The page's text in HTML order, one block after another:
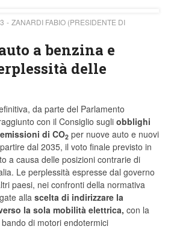
ZANARDI FABIO (PRESIDENTE DI
a benzina e
delle
da parte del Parlamento
con il Consiglio sugli obblighi
di CO2 per nuove auto e nuovi
dal 2035, il voto finale previsto in
a causa delle posizioni contrarie di
Le perplessità espresse dal governo
paesi, nei confronti della normativa
alla scelta di indirizzare la
la sola mobilità elettrica, con la
di motori endotermici